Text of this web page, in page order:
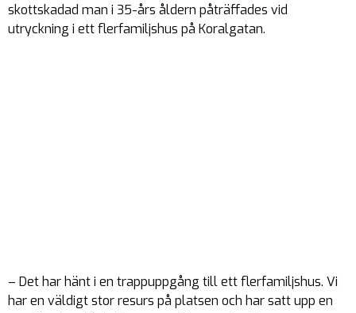
skottskadad man i 35-års åldern påträffades vid
utryckning i ett flerfamiljshus på Koralgatan.
– Det har hänt i en trappuppgång till ett flerfamiljshus. Vi
har en väldigt stor resurs på platsen och har satt upp en